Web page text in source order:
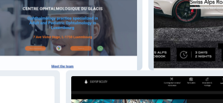
UniqCarsXperiences